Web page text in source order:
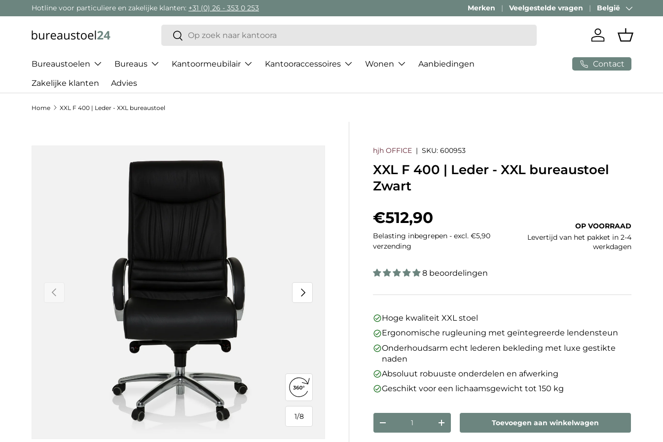
Ga naar inhoud
Hotline voor particuliere en zakelijke klanten: +31 (0) 26 - 353 0 253 Merken Veelgestelde vragen Land/Regio
België
Zoeken
Zoeken
InloggenMandje
Bureaustoelen Bureaus Kantoormeubilair Kantooraccessoires Wonen Aanbiedingen
Zakelijke klanten Advies
Contact
Home XXL F 400 | Leder - XXL bureaustoel
Ga direct naar productinformatie
Vorige
1/
van
8
Volgende
360°-weergave openen
hjh OFFICE |SKU: 600953
XXL F 400 | Leder - XXL bureaustoel
Zwart
Reguliere prijs
€512,90
Belasting inbegrepen - excl. €5,90
verzending
OP VOORRAAD
Levertijd van het pakket in 2-4
werkdagen
8 beoordelingen
Hoge kwaliteit XXL stoel
Ergonomische rugleuning met geïntegreerde lendensteun
Onderhoudsarm echt lederen bekleding met luxe gestikte
naden
Absoluut robuuste onderdelen en afwerking
Geschikt voor een lichaamsgewicht tot 150 kg
Aantal
Verlaag de hoeveelheidVerhoog de hoeveelheidToevoegen aan winkelwagen